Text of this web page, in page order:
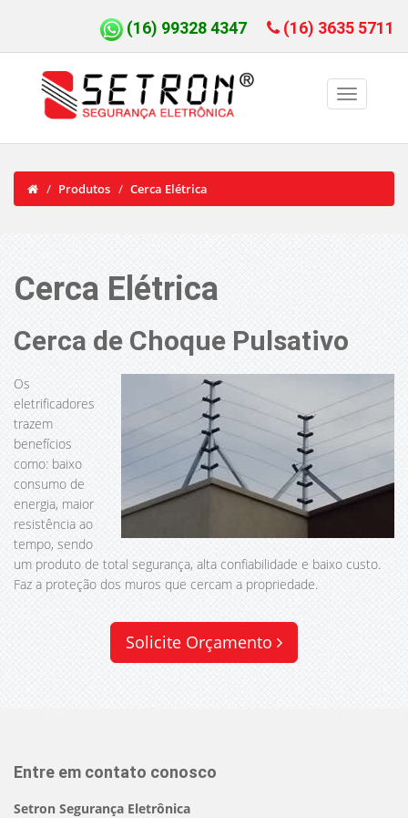
(16) 99328 4347 (16) 3635 5711
Produtos Cerca Elétrica
Cerca Elétrica
Cerca de Choque Pulsativo
Os
eletrificadores
trazem
benefícios
como: baixo
consumo de
energia, maior
resistência ao
tempo, sendo
um produto de total segurança, alta confiabilidade e baixo custo.
Faz a proteção dos muros que cercam a propriedade.
Solicite Orçamento
Entre em contato conosco
Setron Segurança Eletrônica